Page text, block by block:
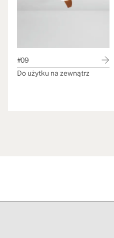
#09
Do użytku na zewnątrz